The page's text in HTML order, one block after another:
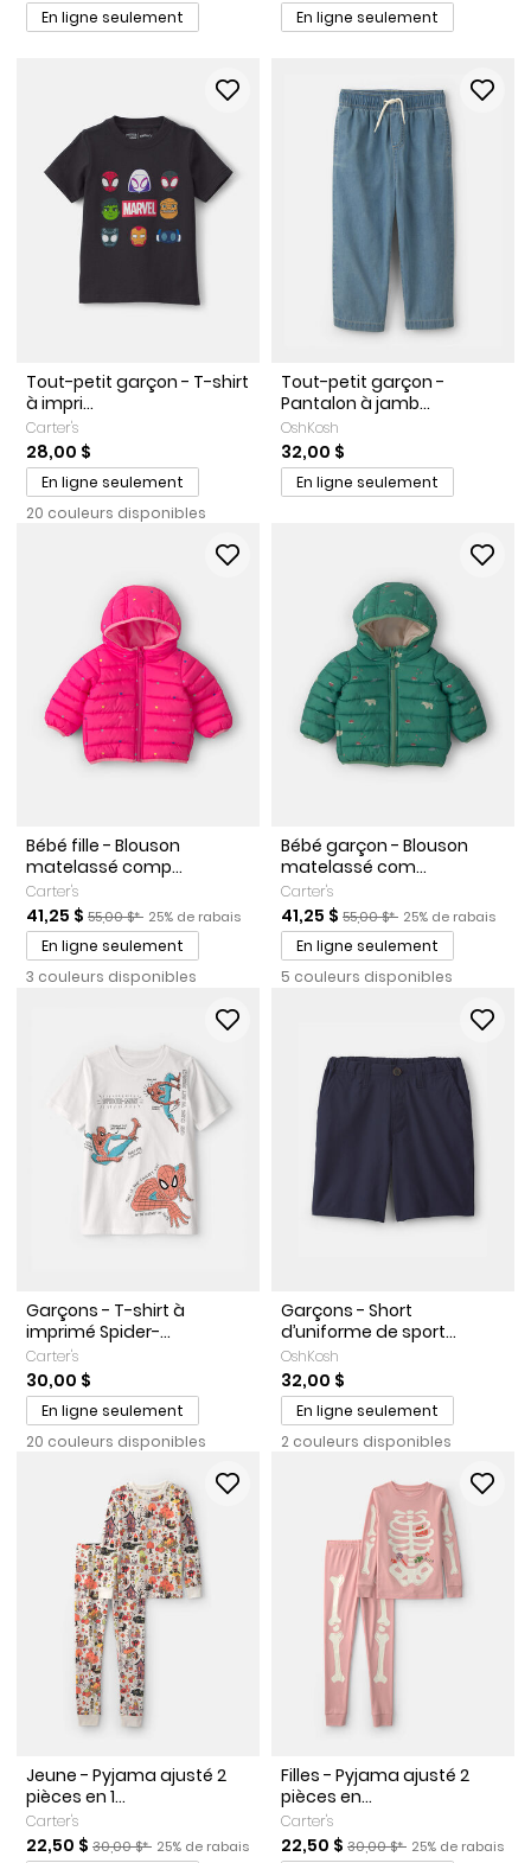
En ligne seulement En ligne seulement
Tout-petit garçon - T-shirt
à impri...
Carter's
28,00 $
En ligne seulement
20 couleurs disponibles
Tout-petit garçon -
Pantalon à jamb...
OshKosh
32,00 $
En ligne seulement
Bébé fille - Blouson
matelassé comp...
Carter's
Prix de solde
41,25 $ Prix ​​de détail suggéré par le fabricant
55,00 $* Pourcentage de rabais
25% de rabais
En ligne seulement
3 couleurs disponibles
Bébé garçon - Blouson
matelassé com...
Carter's
Prix de solde
41,25 $ Prix ​​de détail suggéré par
55,00 $* Pourcentage de
25% de rabais
En ligne seulement
5 couleurs disponibles
Garçons - T-shirt à
imprimé Spider-...
Carter's
30,00 $
En ligne seulement
20 couleurs disponibles
Garçons - Short
d’uniforme de sport...
OshKosh
32,00 $
En ligne seulement
2 couleurs disponibles
Jeune - Pyjama ajusté 2
pièces en 1...
Carter's
Prix de solde
22,50 $ Prix ​​de détail suggéré par le fabricant
30,00 $* Pourcentage de rabais
25% de rabais
Filles - Pyjama ajusté 2
pièces en...
Carter's
Prix de solde
22,50 $ Prix ​​de détail suggéré par
30,00 $* Pourcentage de
25% de rabais